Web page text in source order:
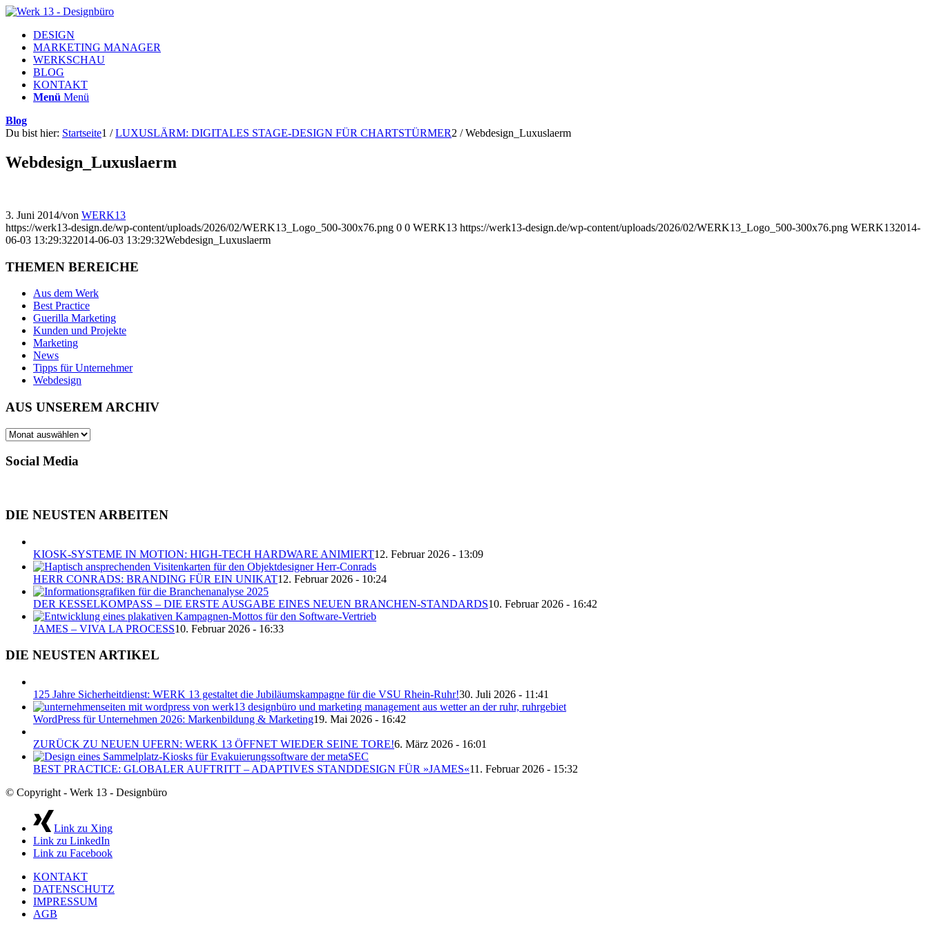
DESIGN
MARKETING MANAGER
WERKSCHAU
BLOG
KONTAKT
Menü Menü
Blog
Du bist hier: Startseite1 / LUXUSLÄRM: DIGITALES STAGE-DESIGN FÜR CHARTSTÜRMER2 / Webdesign_Luxuslaerm
Webdesign_Luxuslaerm
3. Juni 2014/von WERK13
https://werk13-design.de/wp-content/uploads/2026/02/WERK13_Logo_500-300x76.png 0 0 WERK13 https://werk13-design.de/wp-content/uploads/2026/02/WERK13_Logo_500-300x76.png WERK132014-
06-03 13:29:322014-06-03 13:29:32Webdesign_Luxuslaerm
THEMEN BEREICHE
Aus dem Werk
Best Practice
Guerilla Marketing
Kunden und Projekte
Marketing
News
Tipps für Unternehmer
Webdesign
AUS UNSEREM ARCHIV
AUS
ARCHIV
Social Media
DIE NEUSTEN ARBEITEN
KIOSK-SYSTEME IN MOTION: HIGH-TECH HARDWARE ANIMIERT12. Februar 2026 - 13:09
HERR CONRADS: BRANDING FÜR EIN UNIKAT12. Februar 2026 - 10:24
DER KESSELKOMPASS – DIE ERSTE AUSGABE EINES NEUEN BRANCHEN-STANDARDS10. Februar 2026 - 16:42
JAMES – VIVA LA PROCESS10. Februar 2026 - 16:33
DIE NEUSTEN ARTIKEL
125 Jahre Sicherheitdienst: WERK 13 gestaltet die Jubiläumskampagne für die VSU Rhein-Ruhr!30. Juli 2026 - 11:41
WordPress für Unternehmen 2026: Markenbildung & Marketing19. Mai 2026 - 16:42
ZURÜCK ZU NEUEN UFERN: WERK 13 ÖFFNET WIEDER SEINE TORE!6. März 2026 - 16:01
BEST PRACTICE: GLOBALER AUFTRITT – ADAPTIVES STANDDESIGN FÜR »JAMES«11. Februar 2026 - 15:32
© Copyright - Werk 13 - Designbüro
Link zu Xing
Link zu LinkedIn
Link zu Facebook
KONTAKT
DATENSCHUTZ
IMPRESSUM
AGB